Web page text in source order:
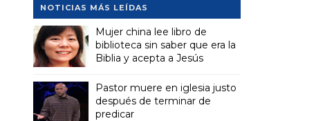
NOTICIAS MÁS LEÍDAS
Mujer china lee libro de
biblioteca sin saber que era la
Biblia y acepta a Jesús
Pastor muere en iglesia justo
después de terminar de
predicar